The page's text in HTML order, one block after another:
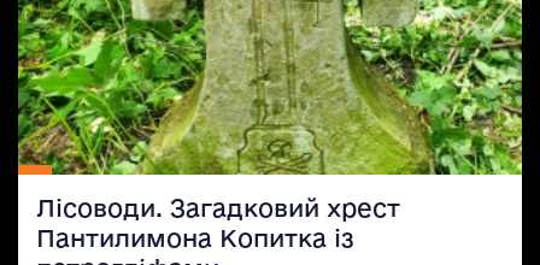
Лісоводи. Загадковий хрест
Пантилимона Копитка із